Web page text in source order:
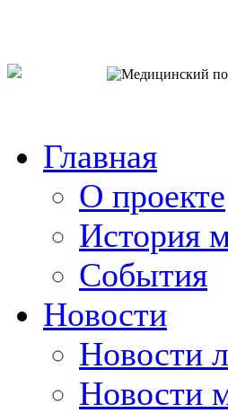
Главная
О проекте
История
События
Новости
Новости
Новости